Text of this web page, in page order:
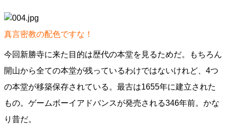
真言密教の配色ですな！
今回新勝寺に来た目的は歴代の本堂を見るためだ。もちろん
開山から全ての本堂が残っているわけではないけれど、4つ
の本堂が移築保存されている。最古は1655年に建立された
もの。ゲームボーイアドバンスが発売される346年前。かな
り昔だ。